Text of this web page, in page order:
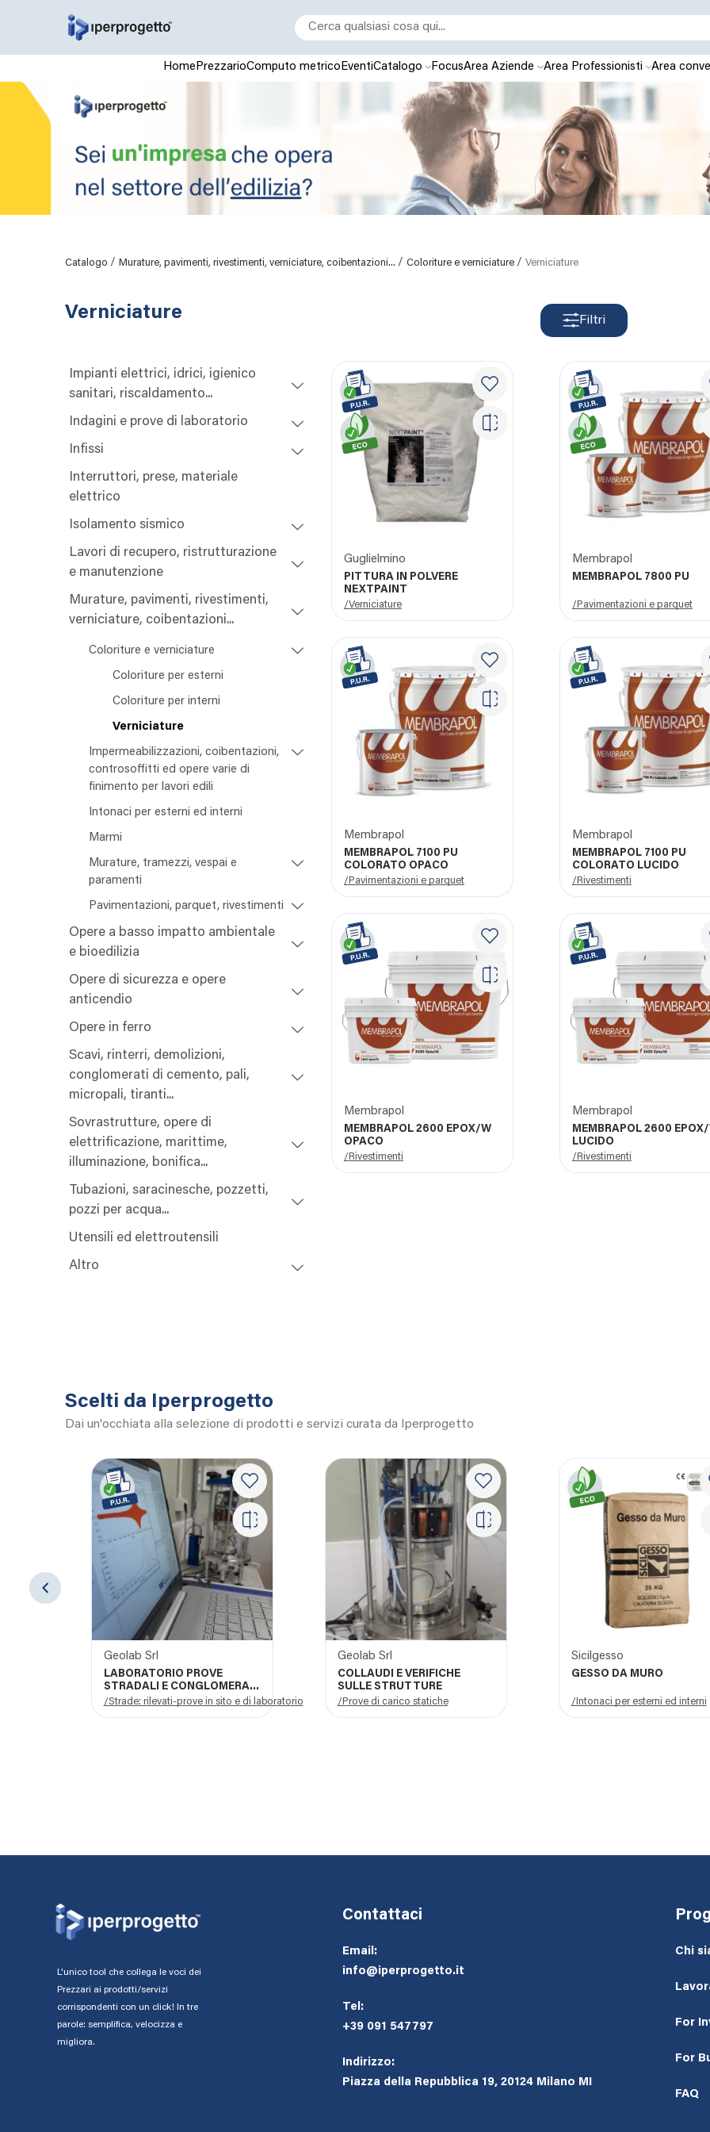
HomePrezzarioComputo metricoEventiCatalogo FocusArea Aziende Area Professionisti Area
Catalogo / Murature, pavimenti, rivestimenti, verniciature, coibentazioni... / Coloriture e verniciature / Verniciature
Verniciature Filtri
Impianti elettrici, idrici, igienico
sanitari, riscaldamento...
Indagini e prove di laboratorio
Infissi
Interruttori, prese, materiale
elettrico
Isolamento sismico
Lavori di recupero, ristrutturazione
e manutenzione
Murature, pavimenti, rivestimenti,
verniciature, coibentazioni...
Coloriture e verniciature
Coloriture per esterni
Coloriture per interni
Verniciature
Impermeabilizzazioni, coibentazioni,
controsoffitti ed opere varie di
finimento per lavori edili
Intonaci per esterni ed interni
Marmi
Murature, tramezzi, vespai e
paramenti
Pavimentazioni, parquet, rivestimenti
Opere a basso impatto ambientale
e bioedilizia
Opere di sicurezza e opere
anticendio
Opere in ferro
Scavi, rinterri, demolizioni,
conglomerati di cemento, pali,
micropali, tiranti...
Sovrastrutture, opere di
elettrificazione, marittime,
illuminazione, bonifica...
Tubazioni, saracinesche, pozzetti,
pozzi per acqua...
Utensili ed elettroutensili
Altro
Guglielmino
PITTURA IN POLVERE
NEXTPAINT
/Verniciature
Membrapol
MEMBRAPOL 7800 PU
/Pavimentazioni e parquet
Membrapol
MEMBRAPOL 7100 PU
COLORATO OPACO
/Pavimentazioni e parquet
Membrapol
MEMBRAPOL 7100 PU
COLORATO LUCIDO
/Rivestimenti
Membrapol
MEMBRAPOL 2600 EPOX/W
OPACO
/Rivestimenti
Membrapol
MEMBRAPOL 2600
LUCIDO
/Rivestimenti
Scelti da Iperprogetto
Dai un'occhiata alla selezione di prodotti e servizi curata da Iperprogetto
Geolab Srl
LABORATORIO PROVE
STRADALI E CONGLOMERATI
BITUMINOSI
/Strade: rilevati-prove in sito e di laboratorio
Geolab Srl
COLLAUDI E VERIFICHE
SULLE STRUTTURE
/Prove di carico statiche
Sicilgesso
GESSO DA MURO
/Intonaci per esterni ed interni
L'unico tool che collega le voci dei
Prezzari ai prodotti/servizi
corrispondenti con un click! In tre
parole: semplifica, velocizza e
migliora.
Contattaci
Email:
info@iperprogetto.it
Tel:
+39 091 547797
Indirizzo:
Piazza della Repubblica 19, 20124 Milano MI
Chi
For
For
FAQ